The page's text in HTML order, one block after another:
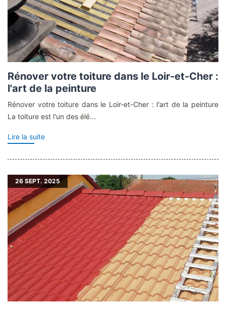
Rénover votre toiture dans le Loir-et-Cher :
l'art de la peinture
Rénover votre toiture dans le Loir-et-Cher : l'art de la peinture
La toiture est l'un des élé...
Lire la suite
26 SEPT. 2025